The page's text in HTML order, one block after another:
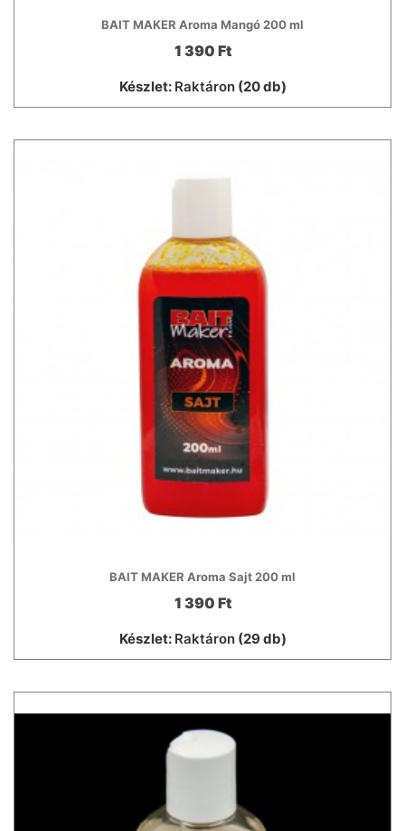
BAIT MAKER Aroma Mangó 200 ml
1 390 Ft
Készlet: Raktáron(20 db)
BAIT MAKER Aroma Sajt 200 ml
1 390 Ft
Készlet: Raktáron(29 db)